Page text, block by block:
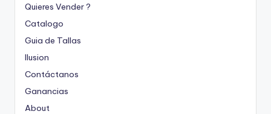
Quieres Vender ?
Catalogo
Guia de Tallas
Ilusion
Contáctanos
Ganancias
About